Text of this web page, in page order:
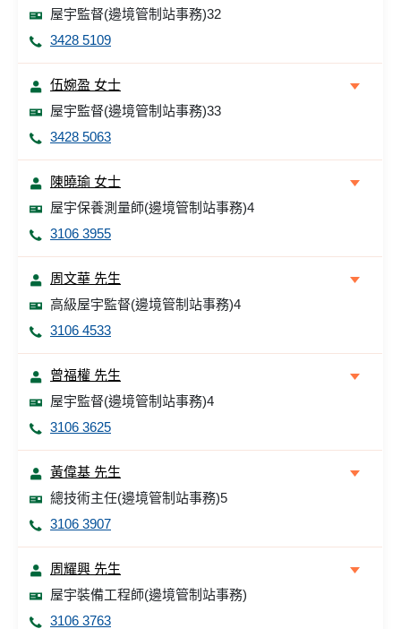
屋宇監督(邊境管制站事務)32
3428 5109
伍婉盈 女士
屋宇監督(邊境管制站事務)33
3428 5063
陳曉瑜 女士
屋宇保養測量師(邊境管制站事務)4
3106 3955
周文華 先生
高級屋宇監督(邊境管制站事務)4
3106 4533
曾福權 先生
屋宇監督(邊境管制站事務)4
3106 3625
黃偉基 先生
總技術主任(邊境管制站事務)5
3106 3907
周耀興 先生
屋宇裝備工程師(邊境管制站事務)
3106 3763